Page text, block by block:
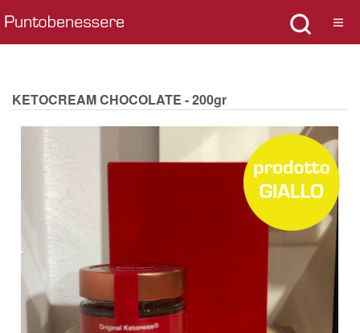
KETOCREAM CHOCOLATE - 200gr